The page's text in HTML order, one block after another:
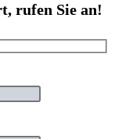
rufen Sie an!